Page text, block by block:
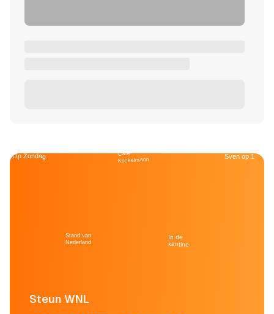
Steun WNL
Op Zondag
Stand van
Nederland
Café
Kockelmann
In de
kantine
Sven op 1